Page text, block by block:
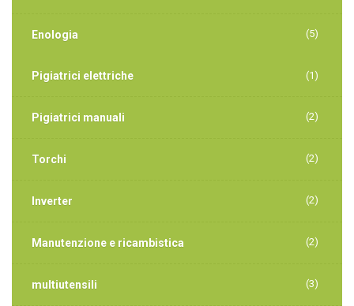
Enologia (5)
Pigiatrici elettriche (1)
Pigiatrici manuali (2)
Torchi (2)
Inverter (2)
Manutenzione e ricambistica (2)
multiutensili (3)